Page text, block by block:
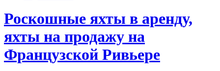
Роскошные яхты в аренду,
яхты на продажу на
Французской Ривьере